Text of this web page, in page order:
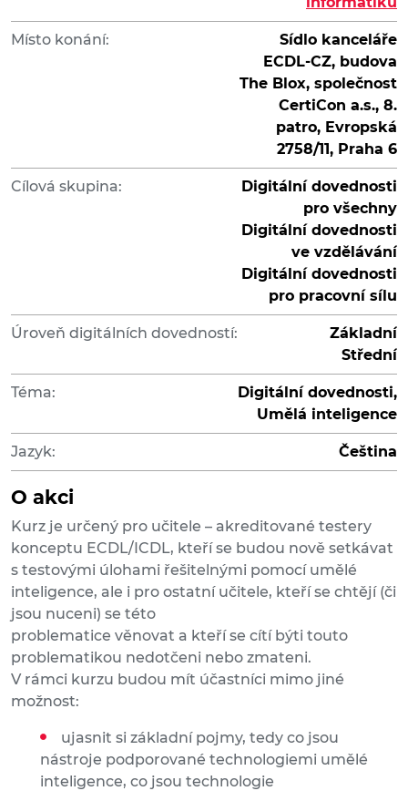
Místo konání:
Sídlo kanceláře
ECDL-CZ, budova
The Blox, společnost
CertiCon a.s., 8.
patro, Evropská
2758/11, Praha 6
Cílová skupina:
Digitální dovednosti
pro všechny
Digitální dovednosti
ve vzdělávání
Digitální dovednosti
pro pracovní sílu
Úroveň digitálních dovedností:
Základní
Střední
Téma:
Digitální dovednosti,
Umělá inteligence
Jazyk: Čeština
O akci
Kurz je určený pro učitele – akreditované testery
konceptu ECDL/ICDL, kteří se budou nově setkávat
s testovými úlohami řešitelnými pomocí umělé
inteligence, ale i pro ostatní učitele, kteří se chtějí (či
jsou nuceni) se této
problematice věnovat a kteří se cítí býti touto
problematikou nedotčeni nebo zmateni.
V rámci kurzu budou mít účastníci mimo jiné
možnost:
ujasnit si základní pojmy, tedy co jsou
nástroje podporované technologiemi umělé
inteligence, co jsou technologie